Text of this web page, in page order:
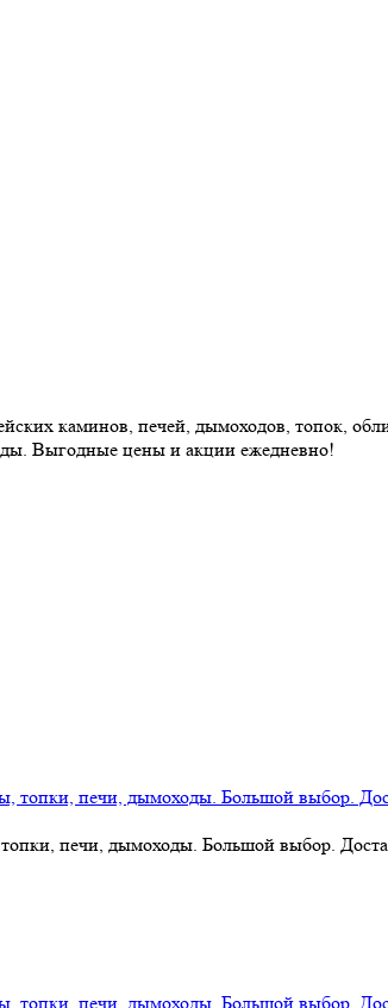
каминов, печей, дымоходов, топок,
Выгодные цены и акции ежедневно!
печи, дымоходы. Большой выбор.